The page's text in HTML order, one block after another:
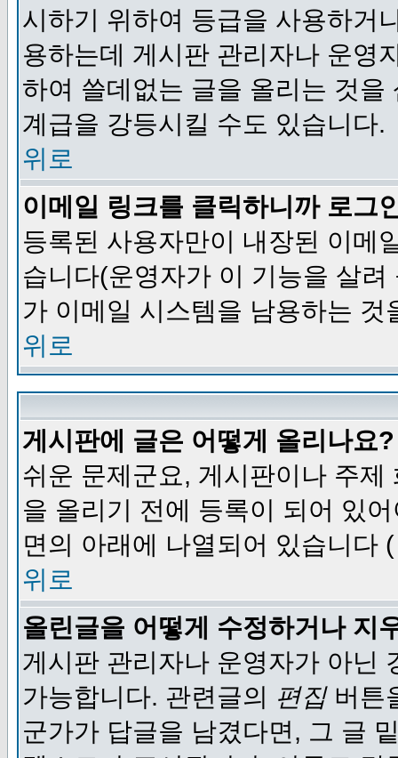
시하기 위하여 등급을 사용하거
용하는데 게시판 관리자나 운영
하여 쓸데없는 글을 올리는 것
계급을 강등시킬 수도 있습니다.
위로
이메일 링크를 클릭하니까 로그
등록된 사용자만이 내장된 이메
습니다(운영자가 이 기능을 살
가 이메일 시스템을 남용하는 것
위로
게시판에 글은 어떻게 올리나요?
쉬운 문제군요, 게시판이나 주
을 올리기 전에 등록이 되어 있
면의 아래에 나열되어 있습니다 (
위로
올린글을 어떻게 수정하거나 지
게시판 관리자나 운영자가 아닌
가능합니다. 관련글의 편집버튼
군가가 답글을 남겼다면, 그 글